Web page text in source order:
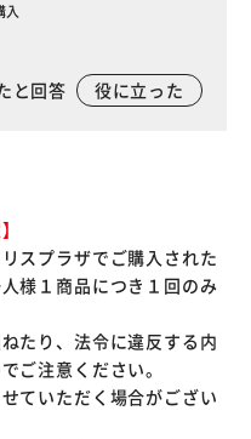
入
と回答 役に立った
スプラザでご購入された
様１商品につき１回のみ
たり、法令に違反する内
ご注意ください。
ていただく場合がござい